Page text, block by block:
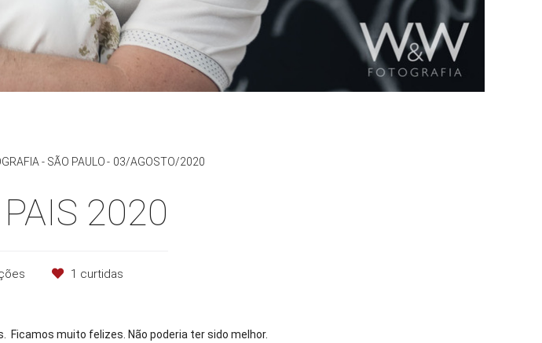
- SÃO PAULO 03/AGOSTO/2020
2020
1 curtidas
Ficamos muito felizes. Não poderia ter sido melhor.